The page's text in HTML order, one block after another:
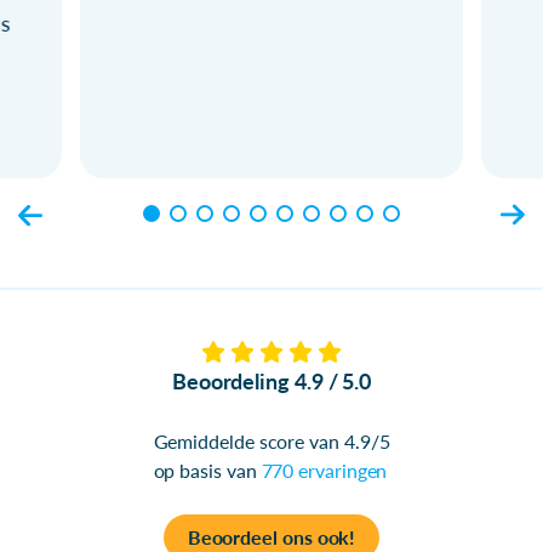
Beoordeling 4.9 / 5.0
Gemiddelde score van 4.9/5
op basis van 770 ervaringen
Beoordeel ons ook!